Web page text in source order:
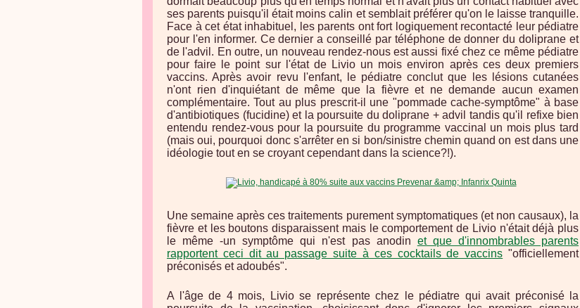
ses parents puisqu'il était moins calin et semblait préférer qu'on le laisse tranquille.
Face à cet état inhabituel, les parents ont fort logiquement recontacté leur pédiatre
pour l'en informer. Ce dernier a conseillé par téléphone de donner du doliprane et
de l'advil. En outre, un nouveau rendez-nous est aussi fixé chez ce même pédiatre
pour faire le point sur l'état de Livio un mois environ après ces deux premiers
vaccins. Après avoir revu l'enfant, le pédiatre conclut que les lésions cutanées
n'ont rien d'inquiétant de même que la fièvre et ne demande aucun examen
complémentaire. Tout au plus prescrit-il une "pommade cache-symptôme" à base
d'antibiotiques (fucidine) et la poursuite du doliprane + advil tandis qu'il refixe bien
entendu rendez-vous pour la poursuite du programme vaccinal un mois plus tard
(mais oui, pourquoi donc s'arrêter en si bon/sinistre chemin quand on est dans une
idéologie tout en se croyant cependant dans la science?!).
Une semaine après ces traitements purement symptomatiques (et non causaux), la
fièvre et les boutons disparaissent mais le comportement de Livio n'était déjà plus
le même -un symptôme qui n'est pas anodin et que d'innombrables parents
rapportent ceci dit au passage suite à ces cocktails de vaccins "officiellement
préconisés et adoubés".
A l'âge de 4 mois, Livio se représente chez le pédiatre qui avait préconisé la